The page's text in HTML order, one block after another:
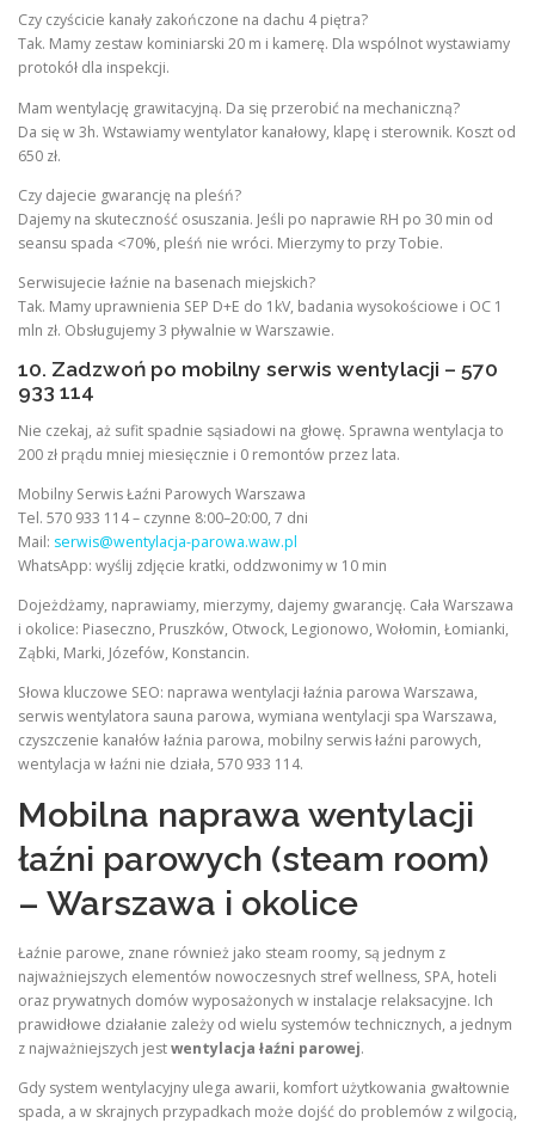
Czy czyścicie kanały zakończone na dachu 4 piętra?
Tak. Mamy zestaw kominiarski 20 m i kamerę. Dla wspólnot wystawiamy
protokół dla inspekcji.
Mam wentylację grawitacyjną. Da się przerobić na mechaniczną?
Da się w 3h. Wstawiamy wentylator kanałowy, klapę i sterownik. Koszt od
650 zł.
Czy dajecie gwarancję na pleśń?
Dajemy na skuteczność osuszania. Jeśli po naprawie RH po 30 min od
seansu spada <70%, pleśń nie wróci. Mierzymy to przy Tobie.
Serwisujecie łaźnie na basenach miejskich?
Tak. Mamy uprawnienia SEP D+E do 1kV, badania wysokościowe i OC 1
mln zł. Obsługujemy 3 pływalnie w Warszawie.
10. Zadzwoń po mobilny serwis wentylacji – 570
933 114
Nie czekaj, aż sufit spadnie sąsiadowi na głowę. Sprawna wentylacja to
200 zł prądu mniej miesięcznie i 0 remontów przez lata.
Mobilny Serwis Łaźni Parowych Warszawa
Tel. 570 933 114 – czynne 8:00–20:00, 7 dni
Mail: serwis@wentylacja-parowa.waw.pl
WhatsApp: wyślij zdjęcie kratki, oddzwonimy w 10 min
Dojeżdżamy, naprawiamy, mierzymy, dajemy gwarancję. Cała Warszawa
i okolice: Piaseczno, Pruszków, Otwock, Legionowo, Wołomin, Łomianki,
Ząbki, Marki, Józefów, Konstancin.
Słowa kluczowe SEO: naprawa wentylacji łaźnia parowa Warszawa,
serwis wentylatora sauna parowa, wymiana wentylacji spa Warszawa,
czyszczenie kanałów łaźnia parowa, mobilny serwis łaźni parowych,
wentylacja w łaźni nie działa, 570 933 114.
Mobilna naprawa wentylacji
łaźni parowych (steam room)
– Warszawa i okolice
Łaźnie parowe, znane również jako steam roomy, są jednym z
najważniejszych elementów nowoczesnych stref wellness, SPA, hoteli
oraz prywatnych domów wyposażonych w instalacje relaksacyjne. Ich
prawidłowe działanie zależy od wielu systemów technicznych, a jednym
z najważniejszych jestwentylacja łaźni parowej.
Gdy system wentylacyjny ulega awarii, komfort użytkowania gwałtownie
spada, a w skrajnych przypadkach może dojść do problemów z wilgocią,